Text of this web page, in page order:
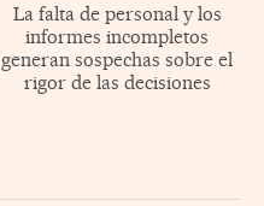
La falta de personal y los
informes incompletos
generan sospechas sobre el
rigor de las decisiones